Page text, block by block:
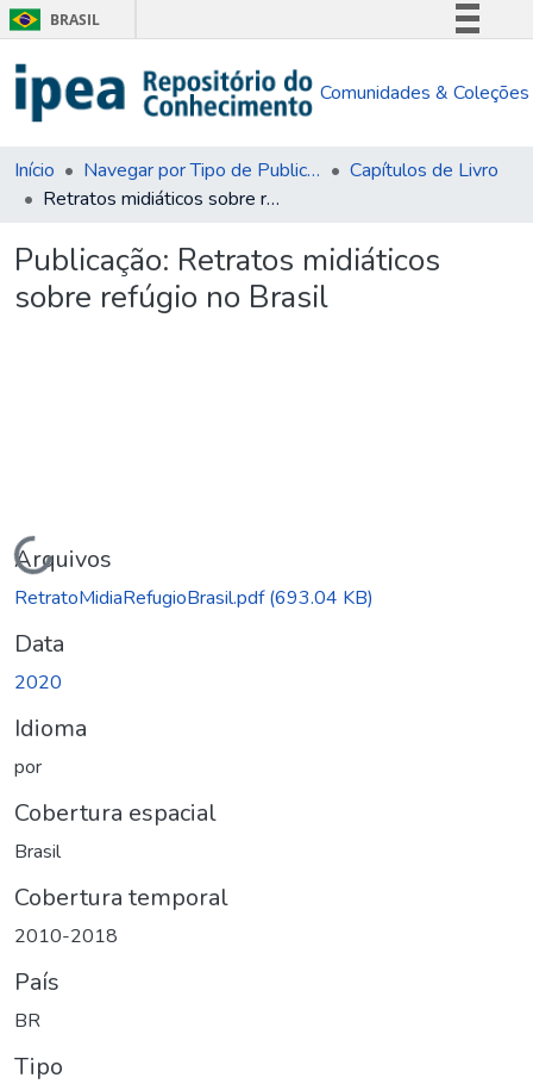
BRASIL
Comunica BR
Acesso à informação
Comunidades & Coleções
Início Navegar por Tipo de Publicação
Capítulos de Livro
Retratos midiáticos sobre refúgio no Brasil
Publicação: Retratos midiáticos
sobre refúgio no Brasil
Carregando...
Arquivos
RetratoMidiaRefugioBrasil.pdf(693.04 KB)
Data
2020
Idioma
por
Cobertura espacial
Brasil
Cobertura temporal
2010-2018
País
BR
Tipo